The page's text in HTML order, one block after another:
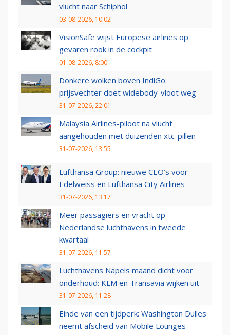
vlucht naar Schiphol
03-08-2026, 10:02
VisionSafe wijst Europese airlines op
gevaren rook in de cockpit
01-08-2026, 8:00
Donkere wolken boven IndiGo:
prijsvechter doet widebody-vloot weg
31-07-2026, 22:01
Malaysia Airlines-piloot na vlucht
aangehouden met duizenden xtc-pillen
31-07-2026, 13:55
Lufthansa Group: nieuwe CEO’s voor
Edelweiss en Lufthansa City Airlines
31-07-2026, 13:17
Meer passagiers en vracht op
Nederlandse luchthavens in tweede
kwartaal
31-07-2026, 11:57
Luchthavens Napels maand dicht voor
onderhoud: KLM en Transavia wijken uit
31-07-2026, 11:28
Einde van een tijdperk: Washington Dulles
neemt afscheid van Mobile Lounges